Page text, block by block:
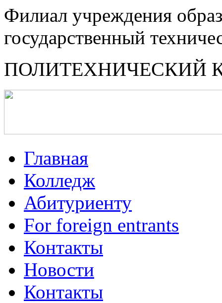
Филиал учреждения
государственный
ПОЛИТЕХНИЧЕСКИЙ
Главная
Колледж
Абитуриенту
For foreign entrants
Контакты
Новости
Контакты